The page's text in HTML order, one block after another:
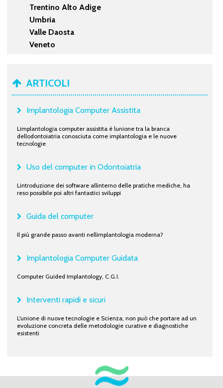
Trentino Alto Adige
Umbria
Valle Daosta
Veneto
ARTICOLI
Implantologia Computer Assistita
Limplantologia computer assistita è lunione tra la branca
dellodontoiatria conosciuta come implantologia e le nuove
tecnologie
Uso del computer in Odontoiatria
Lintroduzione dei software allinterno delle pratiche mediche, ha
reso possibile poi altri fantastici sviluppi
Guida del computer
Il più grande passo avanti nellimplantologia moderna?
Implantologia Computer Guidata
Computer Guided Implantology, C.G.I.
Interventi rapidi e sicuri
L'unione di nuove tecnologie e Scienza, non può che portare ad un
evoluzione concreta delle metodologie curative e diagnostiche
esistenti